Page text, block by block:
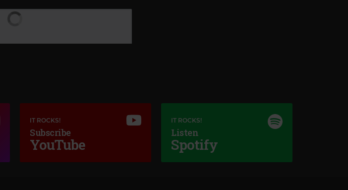
IT ROCKS!
Subscribe
YouTube
IT ROCKS!
Listen
Spotify